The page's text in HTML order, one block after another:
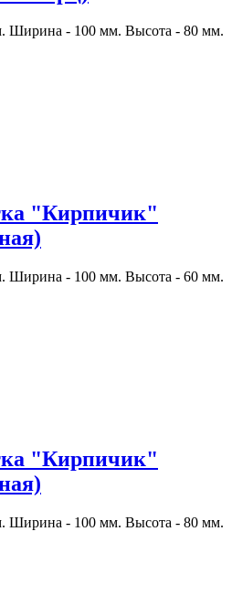
Ширина - 100 мм. Высота - 80 мм.
"Кирпичик"
Ширина - 100 мм. Высота - 60 мм.
"Кирпичик"
Ширина - 100 мм. Высота - 80 мм.